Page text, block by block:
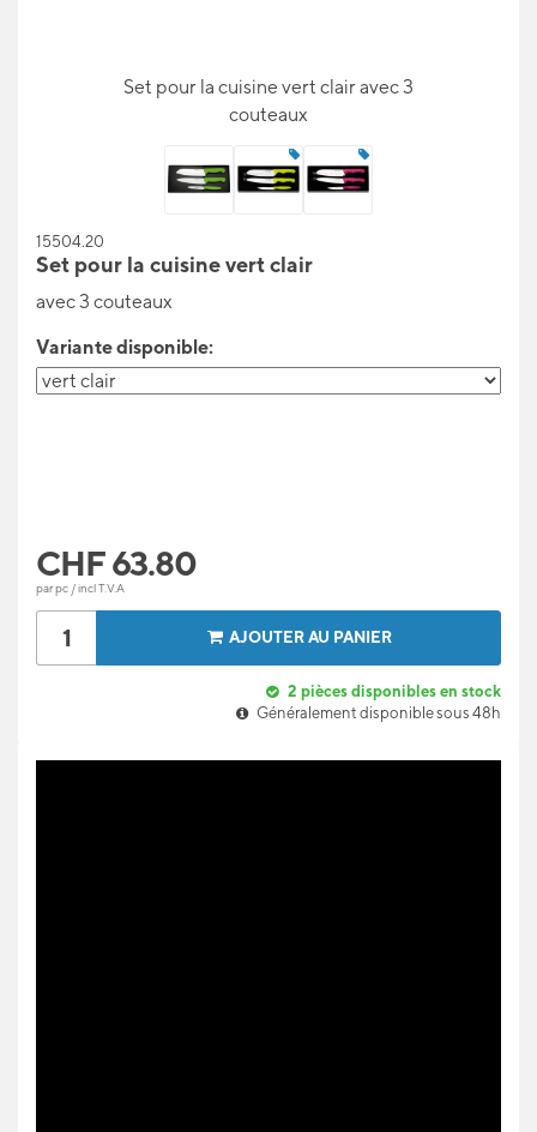
Set pour la cuisine vert clair avec 3
couteaux
15504.20
Set pour la cuisine vert clair
avec 3 couteaux
Variante disponible:
CHF63.80
par pc / incl T.V.A
AJOUTER AU PANIER
2 pièces disponibles en stock
Généralement disponible sous 48h